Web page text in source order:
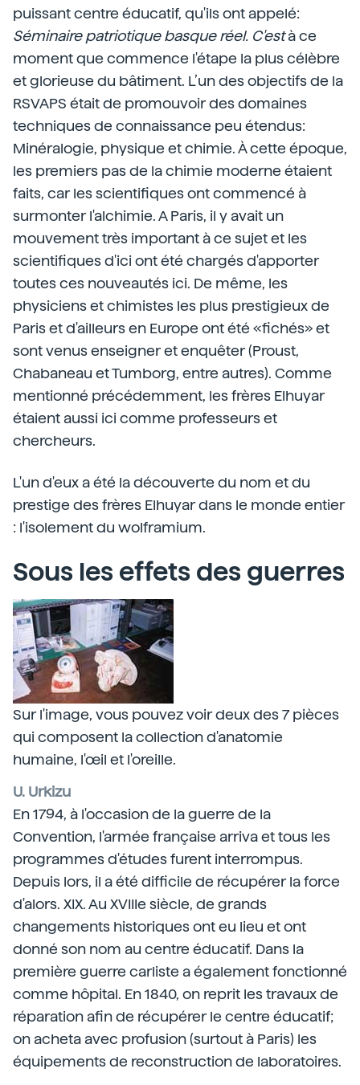
puissant centre éducatif, qu'ils ont appelé:
Séminaire patriotique basque réel. C'està ce
moment que commence l'étape la plus célèbre
et glorieuse du bâtiment. L’un des objectifs de la
RSVAPS était de promouvoir des domaines
techniques de connaissance peu étendus:
Minéralogie, physique et chimie. À cette époque,
les premiers pas de la chimie moderne étaient
faits, car les scientifiques ont commencé à
surmonter l'alchimie. A Paris, il y avait un
mouvement très important à ce sujet et les
scientifiques d'ici ont été chargés d'apporter
toutes ces nouveautés ici. De même, les
physiciens et chimistes les plus prestigieux de
Paris et d'ailleurs en Europe ont été «fichés» et
sont venus enseigner et enquêter (Proust,
Chabaneau et Tumborg, entre autres). Comme
mentionné précédemment, les frères Elhuyar
étaient aussi ici comme professeurs et
chercheurs.
L'un d'eux a été la découverte du nom et du
prestige des frères Elhuyar dans le monde entier
: l'isolement du wolframium.
Sous les effets des guerres
Sur l'image, vous pouvez voir deux des 7 pièces
qui composent la collection d'anatomie
humaine, l'œil et l'oreille.
U. Urkizu
En 1794, à l'occasion de la guerre de la
Convention, l'armée française arriva et tous les
programmes d'études furent interrompus.
Depuis lors, il a été difficile de récupérer la force
d'alors. XIX. Au XVIIIe siècle, de grands
changements historiques ont eu lieu et ont
donné son nom au centre éducatif. Dans la
première guerre carliste a également fonctionné
comme hôpital. En 1840, on reprit les travaux de
réparation afin de récupérer le centre éducatif;
on acheta avec profusion (surtout à Paris) les
équipements de reconstruction de laboratoires.